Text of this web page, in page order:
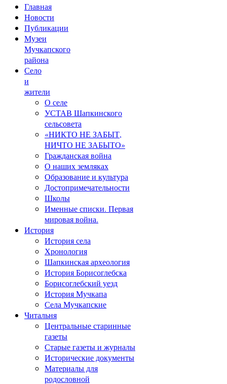
Главная
Новости
Публикации
Музеи
Мучкапского
района
Село
и
жители
О селе
УСТАВ Шапкинского
сельсовета
«НИКТО НЕ ЗАБЫТ,
НИЧТО НЕ ЗАБЫТО»
Гражданская война
О наших земляках
Образование и культура
Достопримечательности
Школы
Именные списки. Первая
мировая война.
История
История села
Хронология
Шапкинская археология
История Борисоглебска
Борисоглебский уезд
История Мучкапа
Села Мучкапские
Читальня
Центральные старинные
газеты
Старые газеты и журналы
Исторические документы
Материалы для
родословной